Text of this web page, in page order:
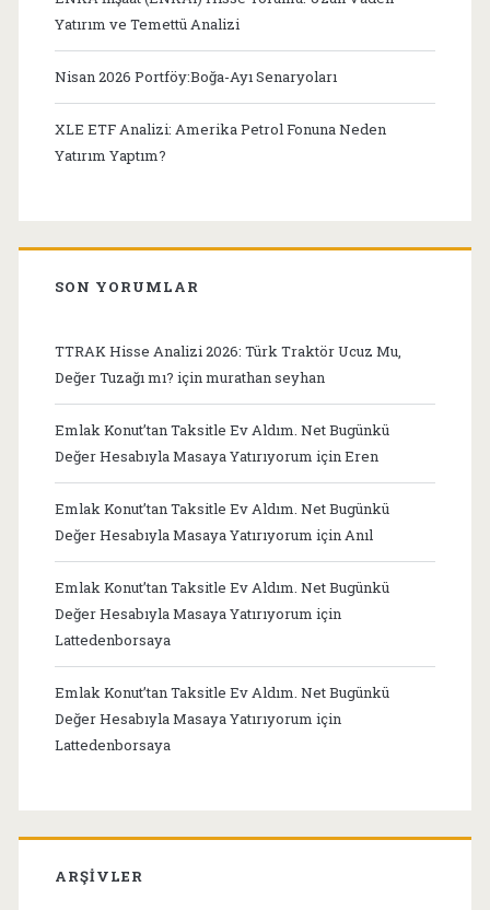
Yatırım ve Temettü Analizi
Nisan 2026 Portföy:Boğa-Ayı Senaryoları
XLE ETF Analizi: Amerika Petrol Fonuna Neden
Yatırım Yaptım?
SON YORUMLAR
TTRAK Hisse Analizi 2026: Türk Traktör Ucuz Mu,
Değer Tuzağı mı? içinmurathan seyhan
Emlak Konut’tan Taksitle Ev Aldım. Net Bugünkü
Değer Hesabıyla Masaya Yatırıyorum içinEren
Emlak Konut’tan Taksitle Ev Aldım. Net Bugünkü
Değer Hesabıyla Masaya Yatırıyorum içinAnıl
Emlak Konut’tan Taksitle Ev Aldım. Net Bugünkü
Değer Hesabıyla Masaya Yatırıyorum için
Lattedenborsaya
Emlak Konut’tan Taksitle Ev Aldım. Net Bugünkü
Değer Hesabıyla Masaya Yatırıyorum için
Lattedenborsaya
ARŞIVLER